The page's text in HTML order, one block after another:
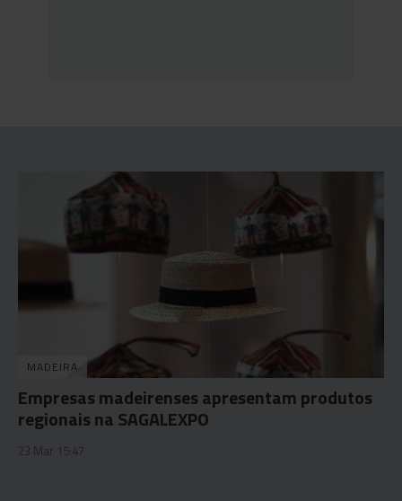
MADEIRA
Empresas madeirenses apresentam produtos
regionais na SAGALEXPO
23 Mar 15:47